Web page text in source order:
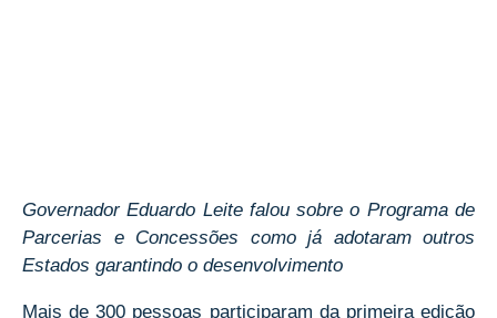
Governador Eduardo Leite falou sobre o Programa de
Parcerias e Concessões como já adotaram outros
Estados garantindo o desenvolvimento
Mais de 300 pessoas participaram da primeira edição